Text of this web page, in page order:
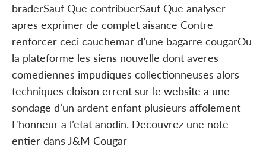
braderSauf Que contribuerSauf Que analyser
apres exprimer de complet aisance Contre
renforcer ceci cauchemar d’une bagarre cougarOu
la plateforme les siens nouvelle dont averes
comediennes impudiques collectionneuses alors
techniques cloison errent sur le website a une
sondage d’un ardent enfant plusieurs affolement
L'honneur a l’etat anodin. Decouvrez une note
entier dans J&M Cougar